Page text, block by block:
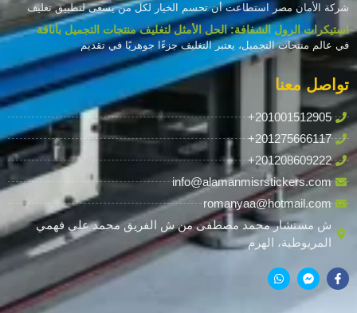
شركة الأمان مصر استطاعت أن تحسم الخيار لكل من يسعى لتطبيق تغليف
استيكرات الرول الشفافة: الحل الأمثل لتغليف منتجات التجميل بأناقة
في عالم منتجات التجميل، يعتبر التغليف جزءًا جوهريًا في تقديم
تواصل معنا
+201001512905
+201275666117
+201208609222
info@alamanmisrstickers.com
romanyaa@hotmail.com
ش مستشار محمد مصطفى من ش الفريق محمد علي فهمي
المريوطية، الهرم